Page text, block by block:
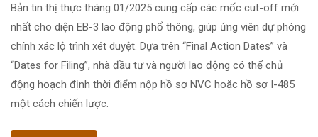
Bản tin thị thực tháng 01/2025 cung cấp các mốc cut-off mới
nhất cho diện EB-3 lao động phổ thông, giúp ứng viên dự phóng
chính xác lộ trình xét duyệt. Dựa trên “Final Action Dates” và
“Dates for Filing”, nhà đầu tư và người lao động có thể chủ
động hoạch định thời điểm nộp hồ sơ NVC hoặc hồ sơ I-485
một cách chiến lược.